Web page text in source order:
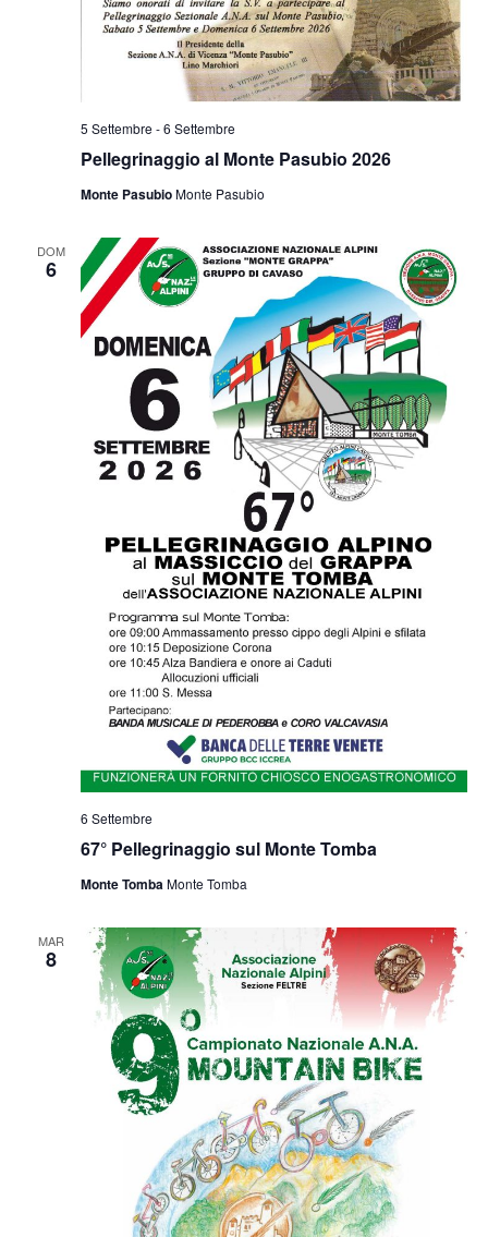
Pellegrinaggio al Monte Pasubio 2026
5 Settembre -6 Settembre
Monte PasubioMonte Pasubio
DOM
6
67° Pellegrinaggio sul Monte Tomba
6 Settembre
Monte TombaMonte Tomba
MAR
8